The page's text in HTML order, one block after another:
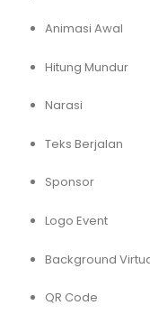
Animasi Awal
Hitung Mundur
Narasi
Teks Berjalan
Sponsor
Logo Event
Background
QR Code